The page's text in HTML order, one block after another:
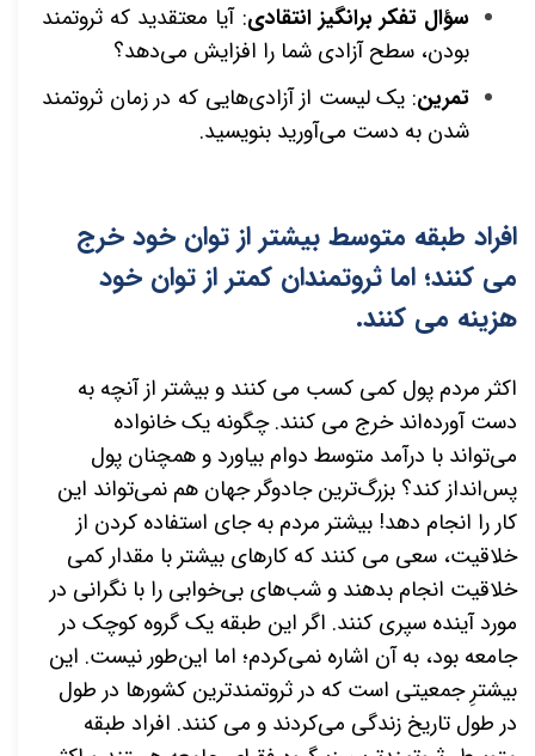
سؤال تفکر برانگیز انتقادی: آیا معتقدید که ثروتمند
بودن، سطح آزادی شما را افزایش می‌دهد؟
تمرین: یک لیست از آزادی‌هایی که در زمان ثروتمند
شدن به دست می‌آورید بنویسید.
افراد طبقه متوسط بیشتر از توان خود خرج
می کنند؛ اما ثروتمندان کمتر از توان خود
هزینه می کنند.
اکثر مردم پول کمی کسب می کنند و بیشتر از آنچه به
دست آورده‌اند خرج می کنند. چگونه یک خانواده
می‌تواند با درآمد متوسط دوام بیاورد و همچنان پول
پس‌انداز کند؟ بزرگ‌ترین جادوگر جهان هم نمی‌تواند این
کار را انجام دهد! بیشتر مردم به جای استفاده کردن از
خلاقیت، سعی می کنند که کارهای بیشتر با مقدار کمی
خلاقیت انجام بدهند و شب‌های بی‌خوابی را با نگرانی در
مورد آینده سپری کنند. اگر این طبقه یک گروه کوچک در
جامعه بود، به آن اشاره نمی‌کردم؛ اما این‌طور نیست. این
بیشترِ جمعیتی است که در ثروتمندترین کشورها در طول
در طول تاریخ زندگی می‌کردند و می کنند. افراد طبقه